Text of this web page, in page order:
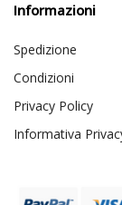
Informazioni
Spedizione
Condizioni
Privacy Policy
Informativa